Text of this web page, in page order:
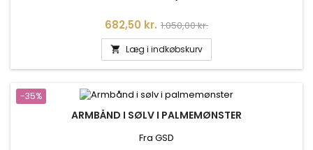
Pris
682,50 kr. Normalpris
1.050,00 kr.
 Læg i indkøbskurv
-35%
ARMBÅND I SØLV I PALMEMØNSTER
Fra GSD